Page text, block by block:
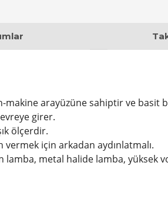
makine arayüzüne sahiptir ve basit
girer.
ölçerdir.
vermek için arkadan aydınlatmalı.
lamba, metal halide lamba,